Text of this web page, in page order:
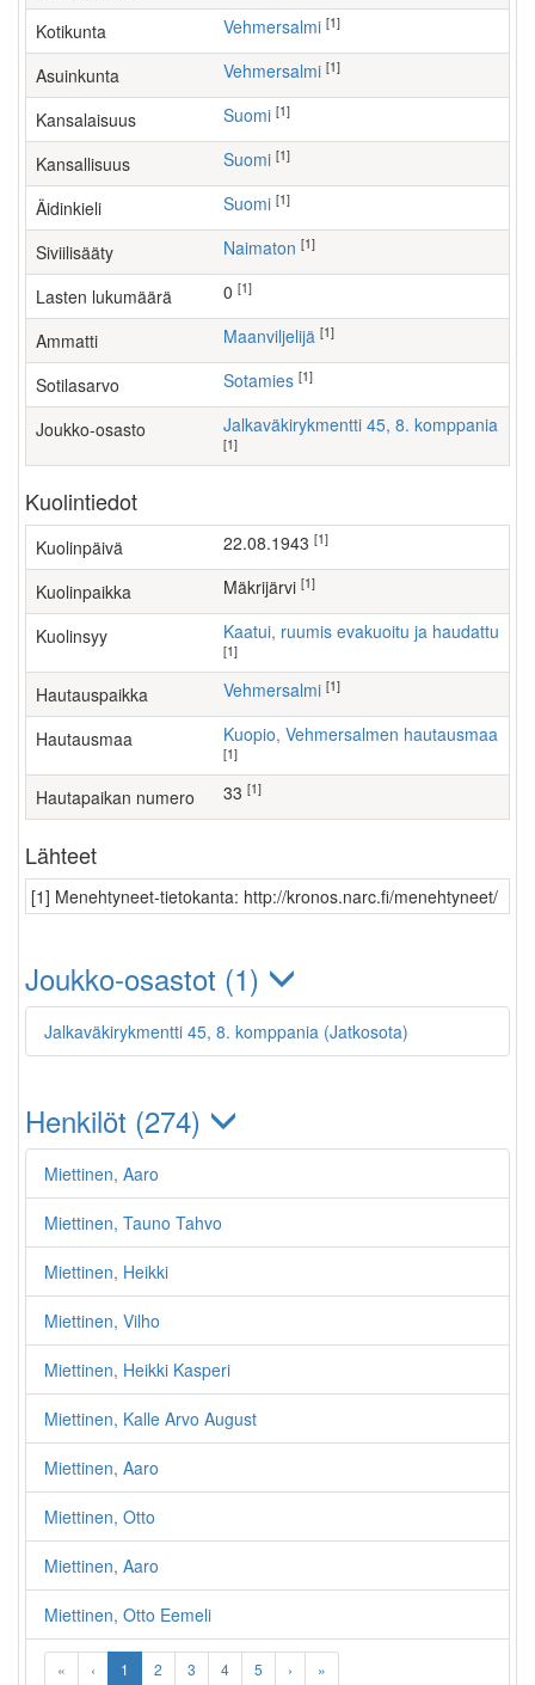
Kotikunta Vehmersalmi [1]
Asuinkunta Vehmersalmi [1]
Kansalaisuus Suomi [1]
Kansallisuus Suomi [1]
Äidinkieli Suomi [1]
Siviilisääty Naimaton [1]
Lasten lukumäärä [1]
Ammatti maanviljelijä [1]
Sotilasarvo Sotamies [1]
Joukko-osasto Jalkaväkirykmentti 45, 8. komppania
[1]
Kuolintiedot
Kuolinpäivä 22.08.1943 [1]
Kuolinpaikka Mäkrijärvi [1]
Kuolinsyy Kaatui, ruumis evakuoitu ja haudattu
[1]
Hautauspaikka Vehmersalmi [1]
Hautausmaa Kuopio, Vehmersalmen hautausmaa
[1]
Hautapaikan numero 33 [1]
Lähteet
[1] Menehtyneet-tietokanta: http://kronos.narc.fi/menehtyneet/
Joukko-osastot (1)
Jalkaväkirykmentti 45, 8. komppania (Jatkosota)
Henkilöt (274)
Miettinen, Aaro
Miettinen, Tauno Tahvo
Miettinen, Heikki
Miettinen, Vilho
Miettinen, Heikki Kasperi
Miettinen, Kalle Arvo August
Miettinen, Aaro
Miettinen, Otto
Miettinen, Aaro
Miettinen, Otto Eemeli
« ‹ 1 2 3 4 5 › »